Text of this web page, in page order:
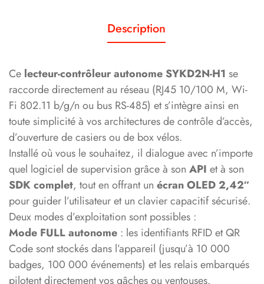
Description
Ce lecteur-contrôleur autonome SYKD2N-H1 se
raccorde directement au réseau (RJ45 10/100 M, Wi-
Fi 802.11 b/g/n ou bus RS-485) et s’intègre ainsi en
toute simplicité à vos architectures de contrôle d’accès,
d’ouverture de casiers ou de box vélos.
Installé où vous le souhaitez, il dialogue avec n’importe
quel logiciel de supervision grâce à son API et à son
SDK complet, tout en offrant un écran OLED 2,42″
pour guider l’utilisateur et un clavier capacitif sécurisé.
Deux modes d’exploitation sont possibles :
Mode FULL autonome : les identifiants RFID et QR
Code sont stockés dans l’appareil (jusqu’à 10 000
badges, 100 000 événements) et les relais embarqués
pilotent directement vos gâches ou ventouses.